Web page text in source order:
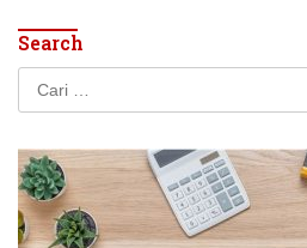
Search
Cari
untuk: